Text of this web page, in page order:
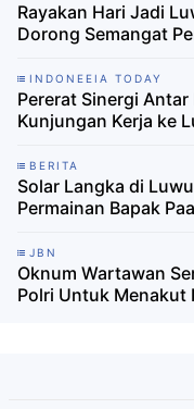
Rayakan Hari Jadi
Dorong Semangat
INDONEEIA TODAY
Pererat Sinergi
Kunjungan Kerja ke
BERITA
Solar Langka di
Permainan Bapak
JBN
Oknum Wartawan
Polri Untuk Menakut